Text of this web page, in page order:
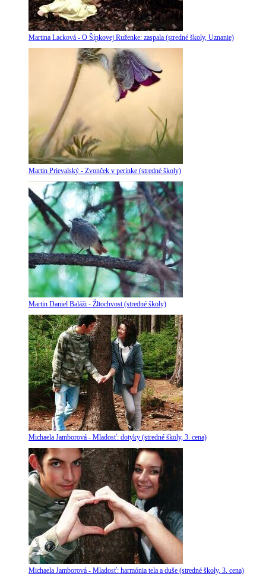
Martina Lacková - O Šípkovej Ruženke: zaspala (stredné školy, Uznanie)
Martin Prievalský - Zvonček v perinke (stredné školy)
Martin Daniel Baláži - Žltochvost (stredné školy)
Michaela Jamborová - Mladosť: dotyky (stredné školy, 3. cena)
Michaela Jamborová - Mladosť: harmónia tela a duše (stredné školy, 3. cena)